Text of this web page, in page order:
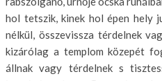
hol tetszik, kinek hol épen hely
nélkül, össze­vissza térdelnek
kizárólag a templom közepét
állnak vagy térdelnek s